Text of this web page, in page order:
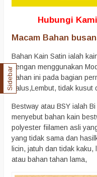
Hubungi
Macam Bahan
Bahan Kain Satin ialah
dengan menggunakan
bahan ini pada bagian
halus,Lembut, tidak kusut
Bestway atau BSY ialah
menyebut bahan kain
polyester fiilamen asli
yang tidak sama dan
licin, jatuh dan tidak kaku,
atau bahan tahan lama,
Sidebar